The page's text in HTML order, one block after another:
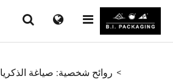
روائح شخصية: صياغة